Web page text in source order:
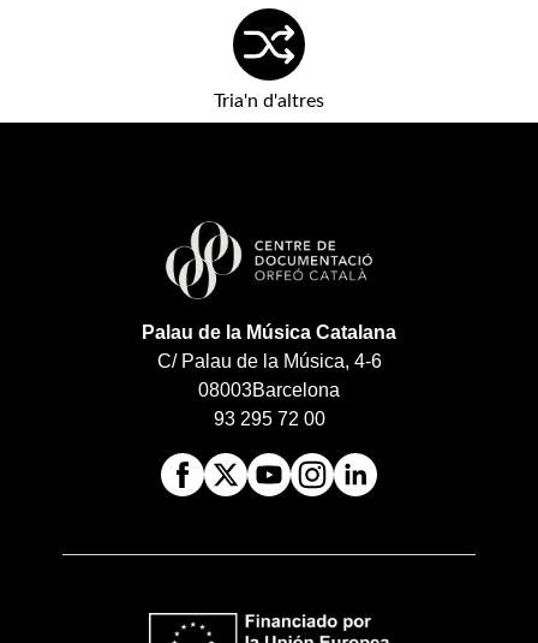
Tria'n d'altres
Palau de la Música Catalana
C/ Palau de la Música, 4-6
08003Barcelona
93 295 72 00